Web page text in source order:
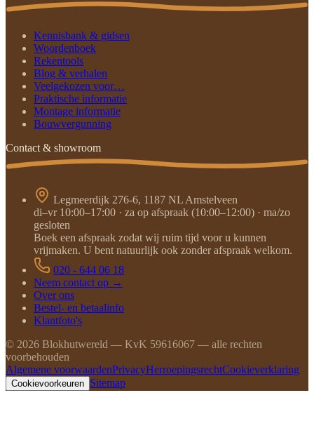
Kennisbank & gidsen
Woordenboek
Rekentools
Blog & verhalen
Veelgekozen voor…
Praktische informatie
Montage informatie
Bouwvergunning
Contact & showroom
Legmeerdijk 276-6, 1187 NL Amstelveen
di–vr 10:00–17:00 · za op afspraak (10:00–12:00) · ma/zo
gesloten
Boek een afspraak zodat wij ruim tijd voor u kunnen
vrijmaken. U bent natuurlijk ook zonder afspraak welkom.
020 - 644 06 18
Neem contact op →
Over ons
Bestel- en betaalinfo
Klantfoto's
© 2026 Blokhutwereld — KvK 59616067 — alle rechten
voorbehouden
Algemene voorwaardenPrivacyHerroepingsrechtCookieverklaring
Cookievoorkeuren Sitemap